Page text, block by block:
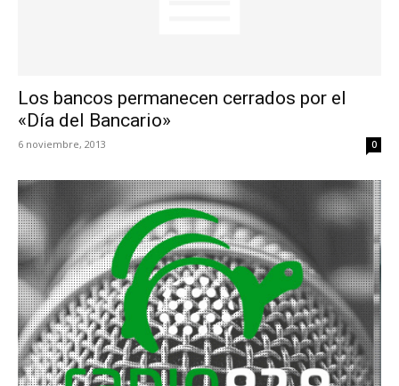
Los bancos permanecen cerrados por el
«Día del Bancario»
6 noviembre, 2013 0